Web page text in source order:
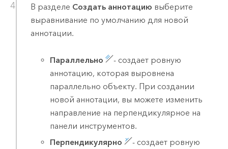
В разделе Создать аннотацию выберите
выравнивание по умолчанию для новой
аннотации.
Параллельно
- создает ровную
аннотацию, которая выровнена
параллельно объекту. При создании
новой аннотации, вы можете изменить
направление на перпендикулярное на
панели инструментов.
Перпендикулярно
- создает ровную